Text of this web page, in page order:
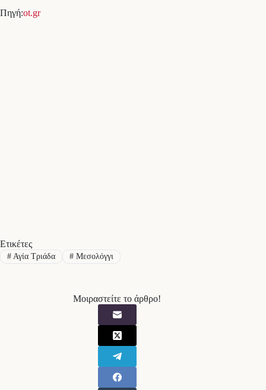
Πηγή:ot.gr
Ετικέτες
#Αγία Τριάδα #Μεσολόγγι
Μοιραστείτε το άρθρο!